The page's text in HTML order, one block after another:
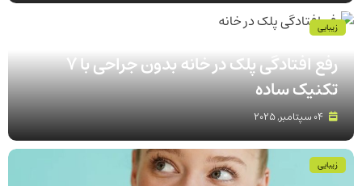
رفع افتادگی پلک در خانه بدون جراحی با 7
تکنیک ساده
04 سپتامبر, 2025
زیبایی
زیبایی